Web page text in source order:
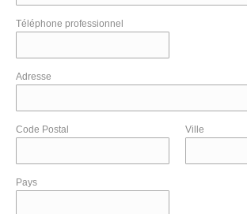
Téléphone professionnel
Adresse
Code Postal Ville
Pays